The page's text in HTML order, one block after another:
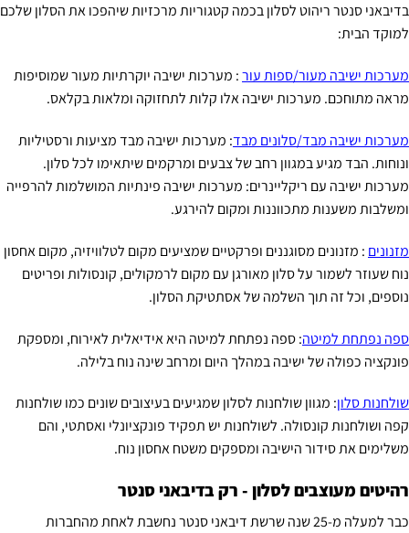
בדיבאני סנטר ריהוט לסלון בכמה קטגוריות מרכזיות שיהפכו את הסלון שלכם
למוקד הבית:
מערכות ישיבה מעור/ספות עור: מערכות ישיבה יוקרתיות מעור שמוסיפות
מראה מתוחכם. מערכות ישיבה אלו קלות לתחזוקה ומלאות בקלאס.
מערכות ישיבה מבד/סלונים מבד: מערכות ישיבה מבד מציעות ורסטיליות
ונוחות. הבד מגיע במגוון רחב של צבעים ומרקמים שיתאימו לכל סלון.
מערכות ישיבה עם ריקליינרים: מערכות ישיבה פינתיות המושלמות להרפייה
ומשלבות משענות מתכווננות ומקום להירגע.
מזנונים : מזנונים מסוגננים ופרקטיים שמציעים מקום לטלוויזיה, מקום אחסון
נוח שעוזר לשמור על סלון מאורגן עם מקום לרמקולים, קונסולות ופריטים
נוספים, וכל זה תוך השלמה של אסתטיקת הסלון.
ספה נפתחת למיטה: ספה נפתחת למיטה היא אידיאלית לאירוח, ומספקת
פונקציה כפולה של ישיבה במהלך היום ומרחב שינה נוח בלילה.
שולחנות סלון: מגוון שולחנות לסלון שמגיעים בעיצובים שונים כמו שולחנות
קפה ושולחנות קונסולה. לשולחנות יש תפקיד פונקציונלי ואסתטי, והם
משלימים את סידור הישיבה ומספקים משטח אחסון נוח.
רהיטים מעוצבים לסלון - רק בדיבאני סנטר
כבר למעלה מ-25 שנה שרשת דיבאני סנטר נחשבת לאחת מהחברות